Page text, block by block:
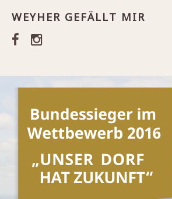
WEYHER GEFÄLLT MIR